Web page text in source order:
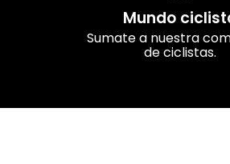
Mundo
Sumate a nuestra
de ciclistas.